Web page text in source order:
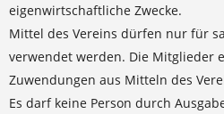
eigenwirtschaftliche Zwecke.
Mittel des Vereins dürfen nur für
verwendet werden. Die Mitglieder
Zuwendungen aus Mitteln des
Es darf keine Person durch